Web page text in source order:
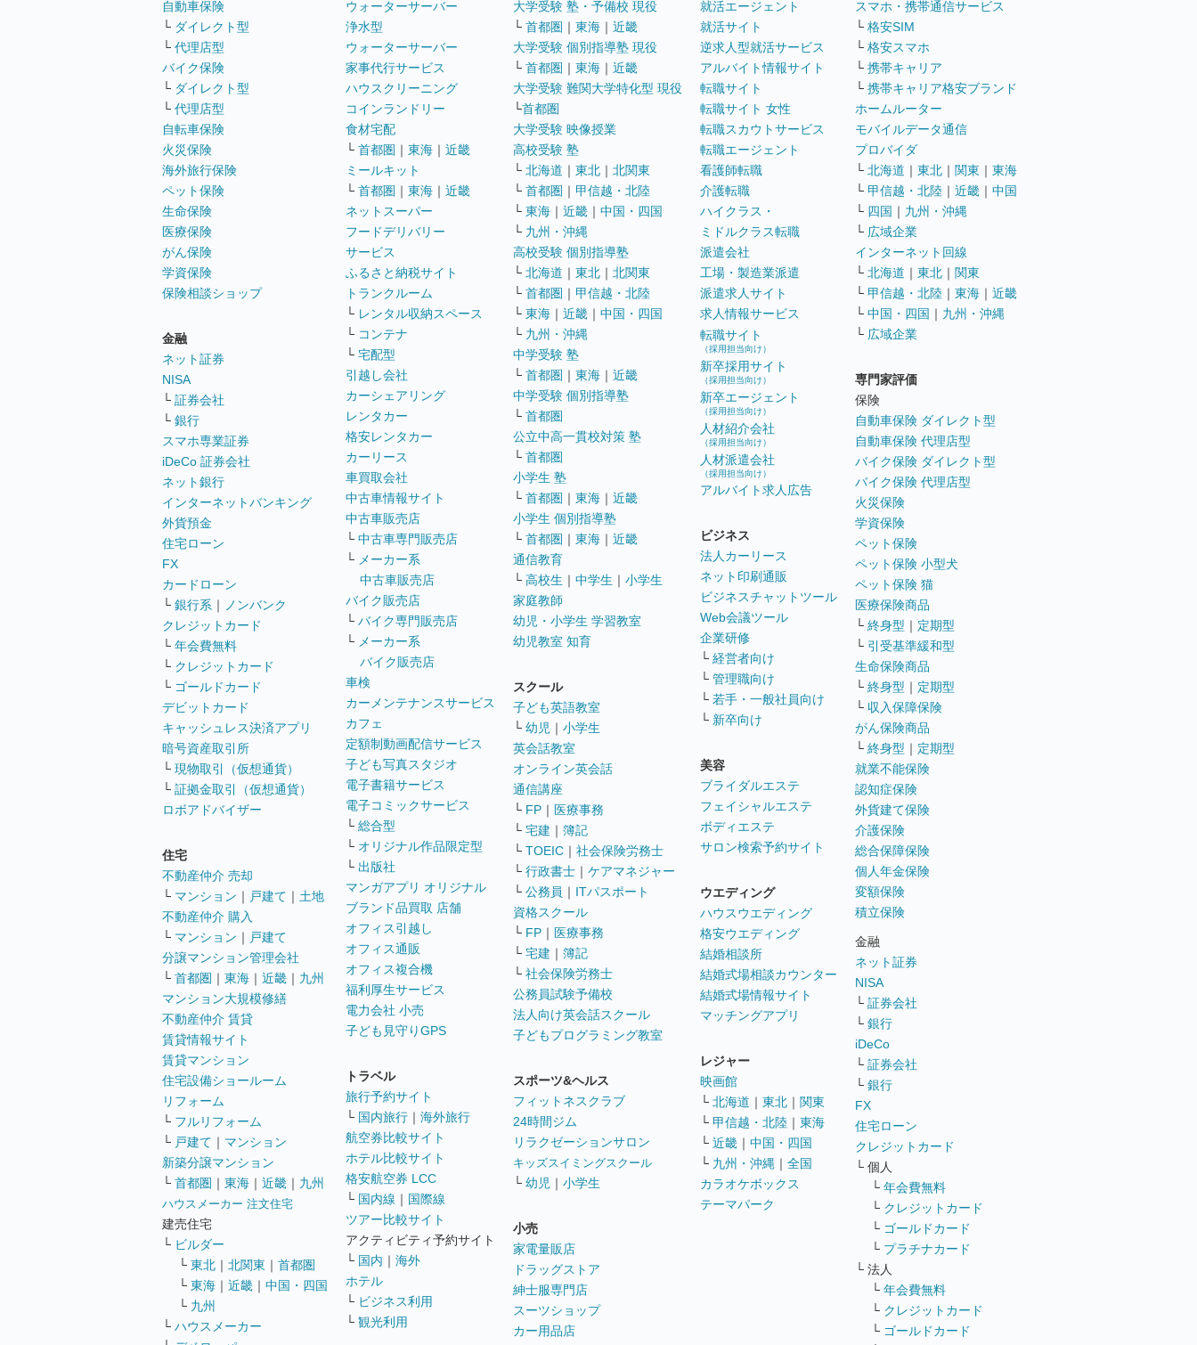
自動車保険
└ ダイレクト型
└ 代理店型
バイク保険
└ ダイレクト型
└ 代理店型
自転車保険
火災保険
海外旅行保険
ペット保険
生命保険
医療保険
がん保険
学資保険
保険相談ショップ
金融
ネット証券
NISA
└ 証券会社
└ 銀行
スマホ専業証券
iDeCo 証券会社
ネット銀行
インターネットバンキング
外貨預金
住宅ローン
FX
カードローン
└ 銀行系 ｜
ノンバンク
クレジットカード
└ 年会費無料
└ クレジットカード
└ ゴールドカード
デビットカード
キャッシュレス決済アプリ
暗号資産取引所
└ 現物取引（仮想通貨）
└ 証拠金取引（仮想通貨）
ロボアドバイザー
住宅
不動産仲介 売却
└ マンション ｜ 戸建て ｜ 土地
不動産仲介 購入
└ マンション ｜ 戸建て
分譲マンション管理会社
└ 首都圏 ｜ 東海 ｜ 近畿 ｜ 九州
マンション大規模修繕
不動産仲介 賃貸
賃貸情報サイト
賃貸マンション
住宅設備ショールーム
リフォーム
└ フルリフォーム
└ 戸建て ｜ マンション
新築分譲マンション
└ 首都圏 ｜ 東海 ｜ 近畿 ｜ 九州
ハウスメーカー 注文住宅
建売住宅
└ ビルダー
└ 東北 ｜ 北関東 ｜ 首都圏
└ 東海 ｜ 近畿 ｜ 中国・四国
└ 九州
└ ハウスメーカー
ウォーターサーバー
浄水型
ウォーターサーバー
家事代行サービス
ハウスクリーニング
コインランドリー
食材宅配
└ 首都圏 ｜ 東海 ｜ 近畿
ミールキット
└ 首都圏 ｜ 東海 ｜ 近畿
ネットスーパー
フードデリバリー
サービス
ふるさと納税サイト
トランクルーム
└ レンタル収納スペース
└ コンテナ
└ 宅配型
引越し会社
カーシェアリング
レンタカー
格安レンタカー
カーリース
車買取会社
中古車情報サイト
中古車販売店
└ 中古車専門販売店
└ メーカー系
中古車販売店
バイク販売店
└ バイク専門販売店
└ メーカー系
バイク販売店
車検
カーメンテナンスサービス
カフェ
定額制動画配信サービス
子ども写真スタジオ
電子書籍サービス
電子コミックサービス
└ 総合型
└ オリジナル作品限定型
└ 出版社
マンガアプリ オリジナル
ブランド品買取 店舗
オフィス引越し
オフィス通販
オフィス複合機
福利厚生サービス
電力会社 小売
子ども見守りGPS
トラベル
旅行予約サイト
└ 国内旅行 ｜ 海外旅行
航空券比較サイト
ホテル比較サイト
格安航空券 LCC
└ 国内線 ｜ 国際線
ツアー比較サイト
アクティビティ予約サイト
└ 国内 ｜ 海外
ホテル
└ ビジネス利用
└ 観光利用
大学受験 塾・予備校 現役
└ 首都圏 ｜ 東海 ｜ 近畿
大学受験 個別指導塾 現役
└ 首都圏 ｜ 東海 ｜ 近畿
大学受験 難関大学特化型 現役
└首都圏
大学受験 映像授業
高校受験 塾
└ 北海道 ｜ 東北 ｜ 北関東
└ 首都圏 ｜ 甲信越・北陸
└ 東海 ｜ 近畿 ｜ 中国・四国
└ 九州・沖縄
高校受験 個別指導塾
└ 北海道 ｜ 東北 ｜ 北関東
└ 首都圏 ｜ 甲信越・北陸
└ 東海 ｜ 近畿 ｜ 中国・四国
└ 九州・沖縄
中学受験 塾
└ 首都圏 ｜ 東海 ｜ 近畿
中学受験 個別指導塾
└ 首都圏
公立中高一貫校対策 塾
└ 首都圏
小学生 塾
└ 首都圏 ｜ 東海 ｜ 近畿
小学生 個別指導塾
└ 首都圏 ｜ 東海 ｜ 近畿
通信教育
└ 高校生 ｜ 中学生 ｜ 小学生
家庭教師
幼児・小学生 学習教室
幼児教室 知育
スクール
子ども英語教室
└ 幼児 ｜ 小学生
英会話教室
オンライン英会話
通信講座
└ FP ｜ 医療事務
└ 宅建 ｜ 簿記
└ TOEIC ｜ 社会保険労務士
└ 行政書士 ｜ ケアマネジャー
└ 公務員 ｜ ITパスポート
資格スクール
└ FP ｜ 医療事務
└ 宅建 ｜ 簿記
└ 社会保険労務士
公務員試験予備校
法人向け英会話スクール
子どもプログラミング教室
スポーツ&ヘルス
フィットネスクラブ
24時間ジム
リラクゼーションサロン
キッズスイミングスクール
└ 幼児 ｜ 小学生
小売
家電量販店
ドラッグストア
紳士服専門店
スーツショップ
カー用品店
就活エージェント
就活サイト
逆求人型就活サービス
アルバイト情報サイト
転職サイト
転職サイト 女性
転職スカウトサービス
転職エージェント
看護師転職
介護転職
ハイクラス・
ミドルクラス転職
派遣会社
工場・製造業派遣
派遣求人サイト
求人情報サービス
転職サイト
（採用担当向け）
新卒採用サイト
（採用担当向け）
新卒エージェント
（採用担当向け）
人材紹介会社
（採用担当向け）
人材派遣会社
（採用担当向け）
アルバイト求人広告
ビジネス
法人カーリース
ネット印刷通販
ビジネスチャットツール
Web会議ツール
企業研修
└ 経営者向け
└ 管理職向け
└ 若手・一般社員向け
└ 新卒向け
美容
ブライダルエステ
フェイシャルエステ
ボディエステ
サロン検索予約サイト
ウエディング
ハウスウエディング
格安ウエディング
結婚相談所
結婚式場相談カウンター
結婚式場情報サイト
マッチングアプリ
レジャー
映画館
└ 北海道 ｜ 東北 ｜ 関東
└ 甲信越・北陸 ｜ 東海
└ 近畿 ｜ 中国・四国
└ 九州・沖縄 ｜ 全国
カラオケボックス
テーマパーク
スマホ・携帯通信サービス
└ 格安SIM
└ 格安スマホ
└ 携帯キャリア
└ 携帯キャリア格安ブランド
ホームルーター
モバイルデータ通信
プロバイダ
└ 北海道 ｜ 東北 ｜ 関東 ｜ 東海
└ 甲信越・北陸 ｜ 近畿 ｜ 中国
└ 四国 ｜ 九州・沖縄
└ 広域企業
インターネット回線
└ 北海道 ｜ 東北 ｜ 関東
└ 甲信越・北陸 ｜ 東海 ｜ 近畿
└ 中国・四国 ｜ 九州・沖縄
└ 広域企業
専門家評価
保険
自動車保険 ダイレクト型
自動車保険 代理店型
バイク保険 ダイレクト型
バイク保険 代理店型
火災保険
学資保険
ペット保険
ペット保険 小型犬
ペット保険 猫
医療保険商品
└ 終身型 ｜ 定期型
└ 引受基準緩和型
生命保険商品
└ 終身型 ｜ 定期型
└ 収入保障保険
がん保険商品
└ 終身型 ｜ 定期型
就業不能保険
認知症保険
外貨建て保険
介護保険
総合保障保険
個人年金保険
変額保険
積立保険
金融
ネット証券
NISA
└ 証券会社
└ 銀行
iDeCo
└ 証券会社
└ 銀行
FX
住宅ローン
クレジットカード
└ 個人
└ 年会費無料
└ クレジットカード
└ ゴールドカード
└ プラチナカード
└ 法人
└ 年会費無料
└ クレジットカード
└ ゴールドカード